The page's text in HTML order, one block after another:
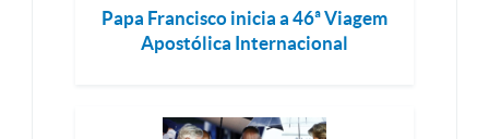
Papa Francisco inicia a 46ª Viagem
Apostólica Internacional